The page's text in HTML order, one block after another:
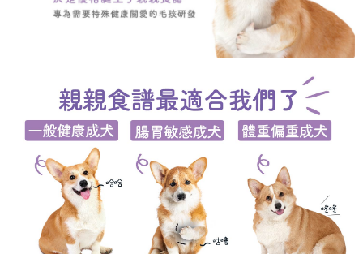
４．使用「AFTEE先享後付」時，將依據個別帳號之用戶狀況，依本公司即
時審查核予不同之上限額度；若仍有額度不足之情形，本公司將視審查結果
５．嚴禁一人註冊多個帳號或使用他人資訊註冊。若發現惡意使用之情形，